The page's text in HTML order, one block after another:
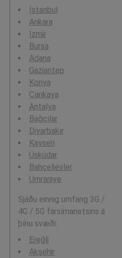
İstanbul
Ankara
İzmir
Bursa
Adana
Gaziantep
Konya
Çankaya
Antalya
Bağcılar
Diyarbakır
Kayseri
Üsküdar
Bahçelievler
Umraniye
Sjáðu einnig umfang 3G /
4G / 5G farsímanetsins á
þínu svæði:
Ereğli
Akşehir